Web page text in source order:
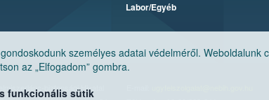
személyes adatai védelméről. Weboldalunk
az „Elfogadom” gombra.
funkcionális sütik
Labor/Egyéb
biztonsági Hivatal